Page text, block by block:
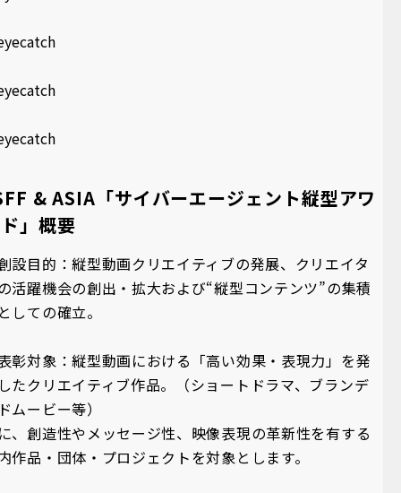
& ASIA「サイバーエージェント縦型アワ
」概要
設目的：縦型動画クリエイティブの発展、クリエイタ
活躍機会の創出・拡大および“縦型コンテンツ”の集積
しての確立。
彰対象：縦型動画における「高い効果・表現力」を発
たクリエイティブ作品。（ショートドラマ、ブランデ
ムービー等）
、創造性やメッセージ性、映像表現の革新性を有する
作品・団体・プロジェクトを対象とします。